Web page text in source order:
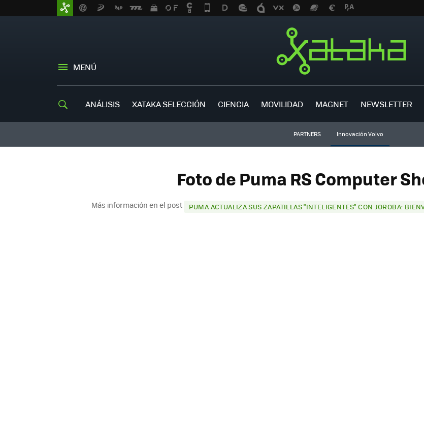
MENÚ
ANÁLISIS XATAKA SELECCIÓN CIENCIA MOVILIDAD MAGNET NEWSLETTER
PARTNERS Innovación Volvo
Foto de Puma RS Computer
Más información en el post PUMA ACTUALIZA SUS ZAPATILLAS "INTELIGENTES" CON JOROBA: